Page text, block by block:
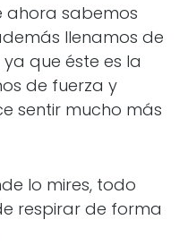
ahora sabemos
llenamos de
que éste es la
de fuerza y
sentir mucho más
lo mires, todo
respirar de forma